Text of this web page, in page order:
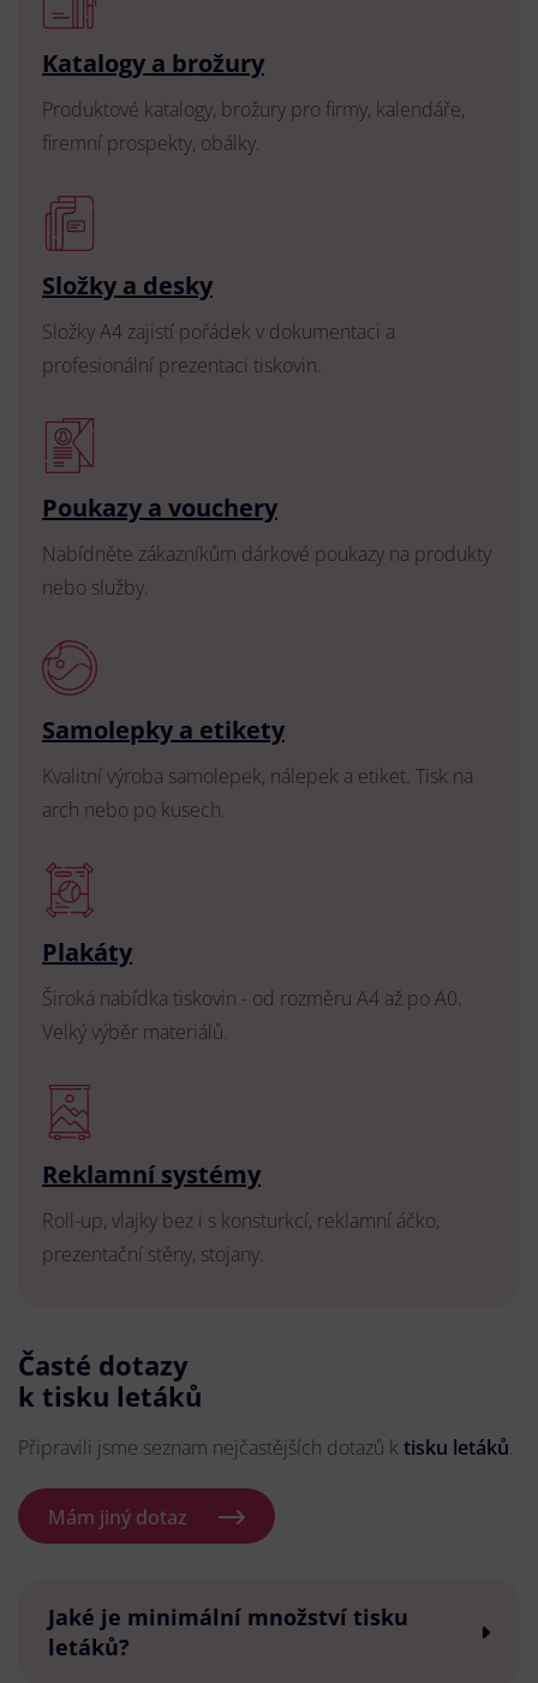
Katalogy a brožury
Produktové katalogy, brožury pro firmy, kalendáře,
firemní prospekty, obálky.
Složky a desky
Složky A4 zajistí pořádek v dokumentaci a
profesionální prezentaci tiskovin.
Poukazy a vouchery
Nabídněte zákazníkům dárkové poukazy na produkty
nebo služby.
Samolepky a etikety
Kvalitní výroba samolepek, nálepek a etiket. Tisk na
arch nebo po kusech.
Plakáty
Široká nabídka tiskovin - od rozměru A4 až po A0.
Velký výběr materiálů.
Reklamní systémy
Roll-up, vlajky bez i s konsturkcí, reklamní áčko,
prezentační stěny, stojany.
Časté dotazy
k tisku letáků
Připravili jsme seznam nejčastějších dotazů k tisku letáků.
Mám jiný dotaz
Jaké je minimální množství tisku
letáků?